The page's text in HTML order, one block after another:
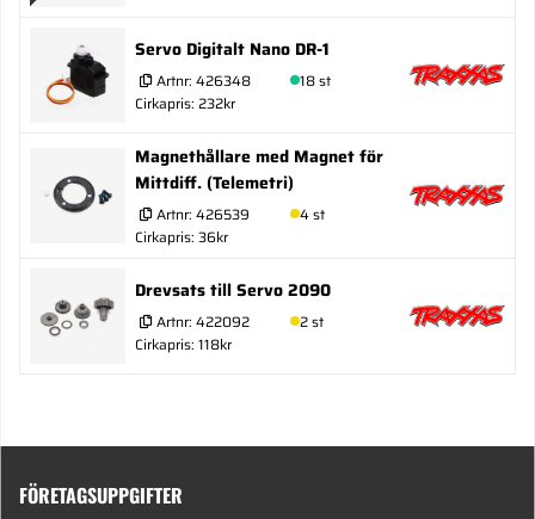
Servo Digitalt Nano DR-1
Artnr: 426348
18 st
Cirkapris: 232kr
Magnethållare med Magnet för
Mittdiff. (Telemetri)
Artnr: 426539
4 st
Cirkapris: 36kr
Drevsats till Servo 2090
Artnr: 422092
2 st
Cirkapris: 118kr
FÖRETAGSUPPGIFTER